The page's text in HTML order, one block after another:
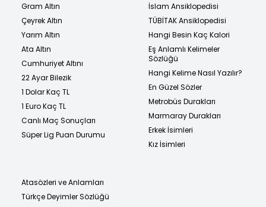
Gram Altın
Çeyrek Altın
Yarım Altın
Ata Altın
Cumhuriyet Altını
22 Ayar Bilezik
1 Dolar Kaç TL
1 Euro Kaç TL
Canlı Maç Sonuçları
Süper Lig Puan Durumu
İslam Ansiklopedisi
TÜBİTAK Ansiklopedisi
Hangi Besin Kaç Kalori
Eş Anlamlı Kelimeler
Sözlüğü
Hangi Kelime Nasıl Yazılır?
En Güzel Sözler
Metrobüs Durakları
Marmaray Durakları
Erkek İsimleri
Kız İsimleri
Atasözleri ve Anlamları
Türkçe Deyimler Sözlüğü